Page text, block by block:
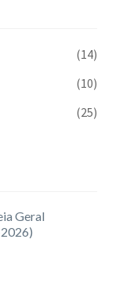
(14)
(10)
(25)
Geral